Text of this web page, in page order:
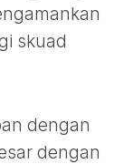
skuad
dengan
dengan